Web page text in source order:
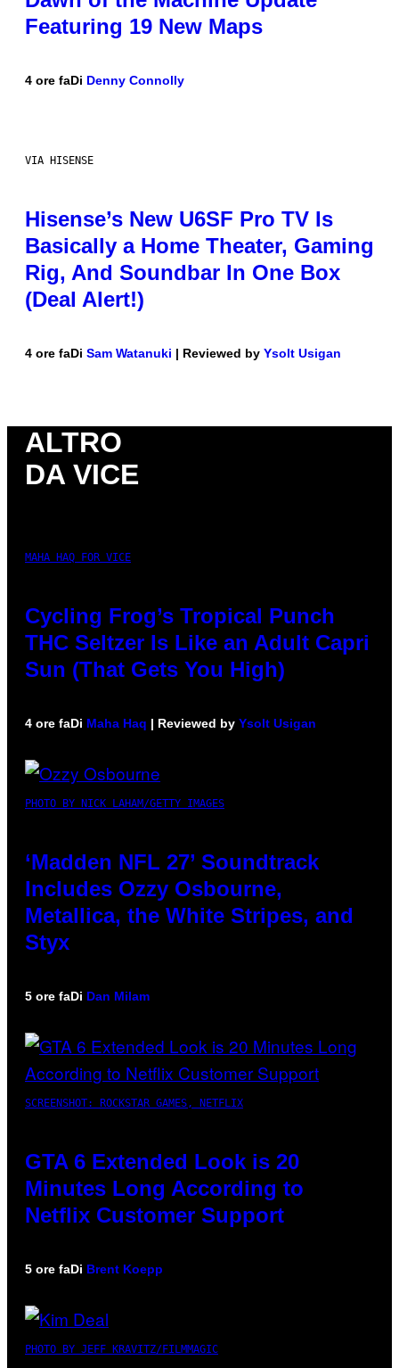
Featuring 19 New Maps
4 ore faDi Denny Connolly
VIA HISENSE
Hisense’s New U6SF Pro TV Is
Basically a Home Theater, Gaming
Rig, And Soundbar In One Box
(Deal Alert!)
4 ore faDi Sam Watanuki | Reviewed by Ysolt Usigan
ALTRO
DA VICE
MAHA HAQ FOR VICE
Cycling Frog’s Tropical Punch
THC Seltzer Is Like an Adult Capri
Sun (That Gets You High)
4 ore faDi Maha Haq | Reviewed by Ysolt Usigan
PHOTO BY NICK LAHAM/GETTY IMAGES
‘Madden NFL 27’ Soundtrack
Includes Ozzy Osbourne,
Metallica, the White Stripes, and
Styx
5 ore faDi Dan Milam
SCREENSHOT: ROCKSTAR GAMES, NETFLIX
GTA 6 Extended Look is 20
Minutes Long According to
Netflix Customer Support
5 ore faDi Brent Koepp
PHOTO BY JEFF KRAVITZ/FILMMAGIC